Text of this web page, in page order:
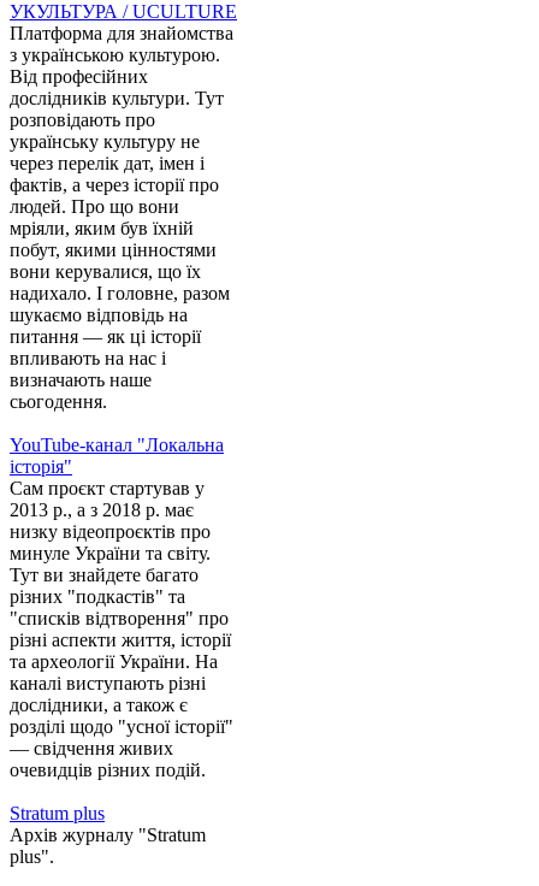
УКУЛЬТУРА / UCULTURE
Платформа для знайомства
з українською культурою.
Від професійних
дослідників культури. Тут
розповідають про
українську культуру не
через перелік дат, імен і
фактів, а через історії про
людей. Про що вони
мріяли, яким був їхній
побут, якими цінностями
вони керувалися, що їх
надихало. І головне, разом
шукаємо відповідь на
питання — як ці історії
впливають на нас і
визначають наше
сьогодення.
YouTube-канал "Локальна
історія"
Сам проєкт стартував у
2013 р., а з 2018 р. має
низку відеопроєктів про
минуле України та світу.
Тут ви знайдете багато
різних "подкастів" та
"списків відтворення" про
різні аспекти життя, історії
та археології України. На
каналі виступають різні
дослідники, а також є
розділі щодо "усної історії"
— свідчення живих
очевидців різних подій.
Stratum plus
Архів журналу "Stratum
plus".